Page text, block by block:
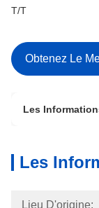
T/T
Obtenez Le
Les
Les
Lieu D'origine: